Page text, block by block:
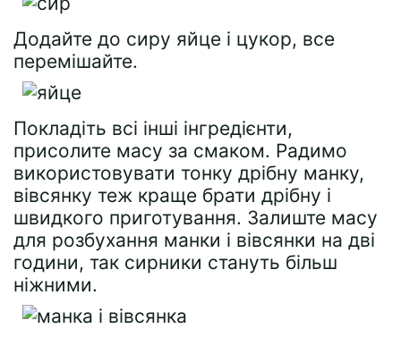
Додайте до сиру яйце і цукор, все
перемішайте.
Покладіть всі інші інгредієнти,
присолите масу за смаком. Радимо
використовувати тонку дрібну манку,
вівсянку теж краще брати дрібну і
швидкого приготування. Залиште масу
для розбухання манки і вівсянки на дві
години, так сирники стануть більш
ніжними.